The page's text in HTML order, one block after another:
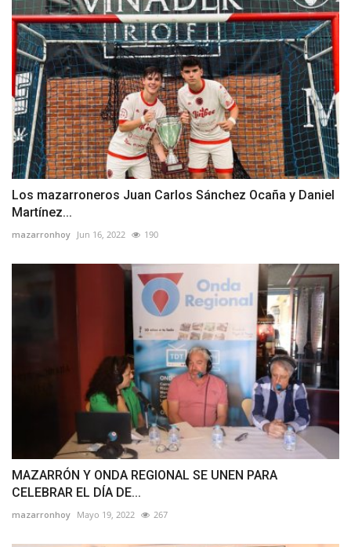
Los mazarroneros Juan Carlos Sánchez Ocaña y Daniel
Martínez...
mazarronhoy Jun 16, 2022 190
MAZARRÓN Y ONDA REGIONAL SE UNEN PARA
CELEBRAR EL DÍA DE...
mazarronhoy Mayo 19, 2022 267